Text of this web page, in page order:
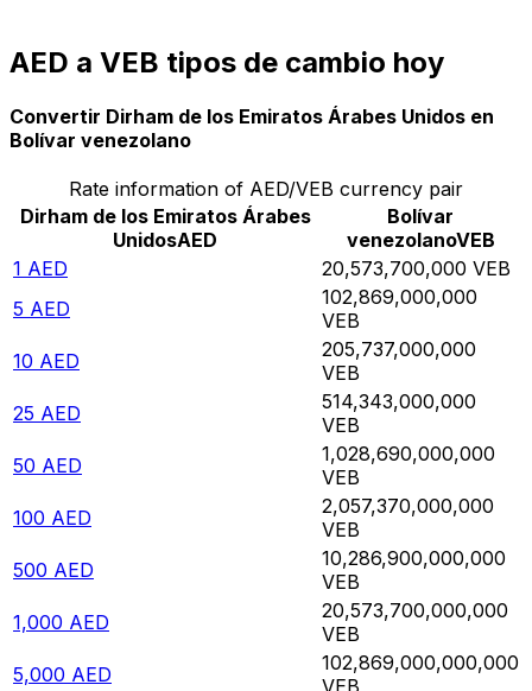
AED a VEB tipos de cambio hoy
Convertir Dirham de los Emiratos Árabes Unidos en
Bolívar venezolano
Rate information of AED/VEB currency pair
Dirham de los Emiratos Árabes
UnidosAED
Bolívar
venezolanoVEB
1 AED 20,573,700,000 VEB
5 AED
102,869,000,000
VEB
10 AED
205,737,000,000
VEB
25 AED
514,343,000,000
VEB
50 AED
1,028,690,000,000
VEB
100 AED
2,057,370,000,000
VEB
500 AED
10,286,900,000,000
VEB
1,000 AED
20,573,700,000,000
VEB
5,000 AED
102,869,000,000,000